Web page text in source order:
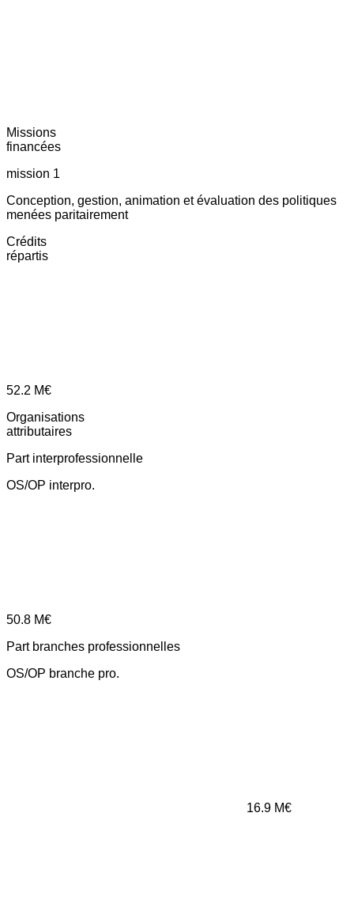
Missions
financées
mission 1
Conception, gestion, animation et évaluation des politiques
menées paritairement
Crédits
répartis
52.2 M€
Organisations
attributaires
Part interprofessionnelle
OS/OP interpro.
50.8 M€
Part branches professionnelles
OS/OP branche pro.
16.9 M€